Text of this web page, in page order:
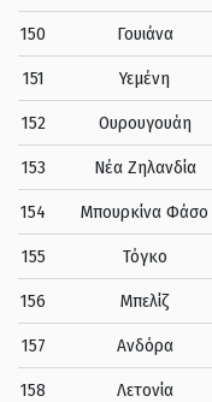
150 Γουιάνα
151 Υεμένη
152 Ουρουγουάη
153 Νέα Ζηλανδία
154 Μπουρκίνα Φάσο
155 Τόγκο
156 Μπελίζ
157 Ανδόρα
158 Λετονία